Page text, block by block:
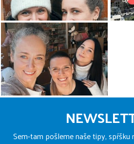
Z
Sem-tam pošleme naše tipy, spŕšku